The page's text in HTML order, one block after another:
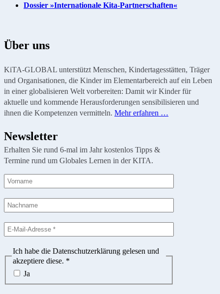
Dossier »Internationale Kita-Partnerschaften«
Über uns
KiTA-GLOBAL unterstützt Menschen, Kindertagesstätten, Träger
und Organisationen, die Kinder im Elementarbereich auf ein Leben
in einer globalisieren Welt vorbereiten: Damit wir Kinder für
aktuelle und kommende Herausforderungen sensibilisieren und
ihnen die Kompetenzen vermitteln. Mehr erfahren …
Newsletter
Erhalten Sie rund 6-mal im Jahr kostenlos Tipps &
Termine rund um Globales Lernen in der KITA.
Ich habe die Datenschutzerklärung gelesen und
akzeptiere diese. *
Ja